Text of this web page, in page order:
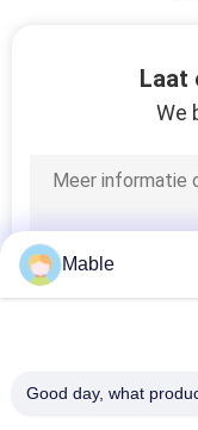
Laat
We
Mable
Good day, what